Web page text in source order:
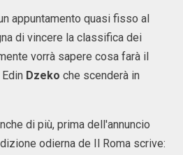
appuntamento quasi fisso al
di vincere la classifica dei
vorrà sapere cosa farà il
Dzeko che scenderà in
di più, prima dell'annuncio
odierna de Il Roma scrive: